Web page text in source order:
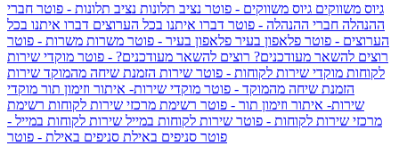
גיוס משווקים גיוס משווקים - פוטר נציב תלונות נציב תלונות - פוטר חברי
ההנהלה חברי ההנהלה - פוטר דברו איתנו בכל הערוצים דברו איתנו בכל
הערוצים - פוטר פלאפון בעיר פלאפון בעיר - פוטר משרות משרות - פוטר
רוצים להשאר מעודכנים? רוצים להשאר מעודכנים? - פוטר מוקדי שירות
לקוחות מוקדי שירות לקוחות - פוטר שירות הזמנת שיחה מהמוקד שירות
הזמנת שיחה מהמוקד - פוטר מוקדי שירות- איתור וזימון תור מוקדי
שירות- איתור וזימון תור - פוטר רשימת מרכזי שירות לקוחות רשימת
מרכזי שירות לקוחות - פוטר שירות לקוחות במייל שירות לקוחות במייל -
פוטר סניפים באילת סניפים באילת - פוטר